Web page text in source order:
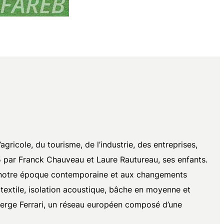
du tourisme, de l’industrie, des entreprises,
Franck Chauveau et Laure Rautureau, ses enfants.
époque contemporaine et aux changements
isolation acoustique, bâche en moyenne et
Ferrari, un réseau européen composé d’une